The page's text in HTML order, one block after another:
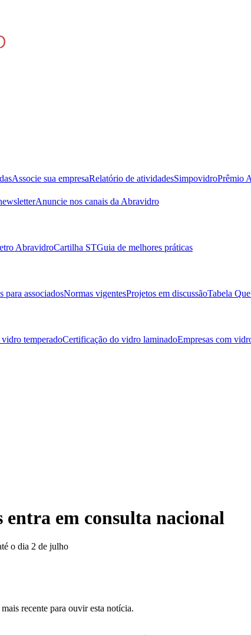
Associe sua empresaRelatório de atividadesSimpovidroPrêmio
Anuncie nos canais da Abravidro
AbravidroCartilha STGuia de melhores práticas
para associadosNormas vigentesProjetos em discussãoTabela
temperadoCertificação do vidro laminadoEmpresas com
em consulta nacional
o dia 2 de julho
recente para ouvir esta notícia.